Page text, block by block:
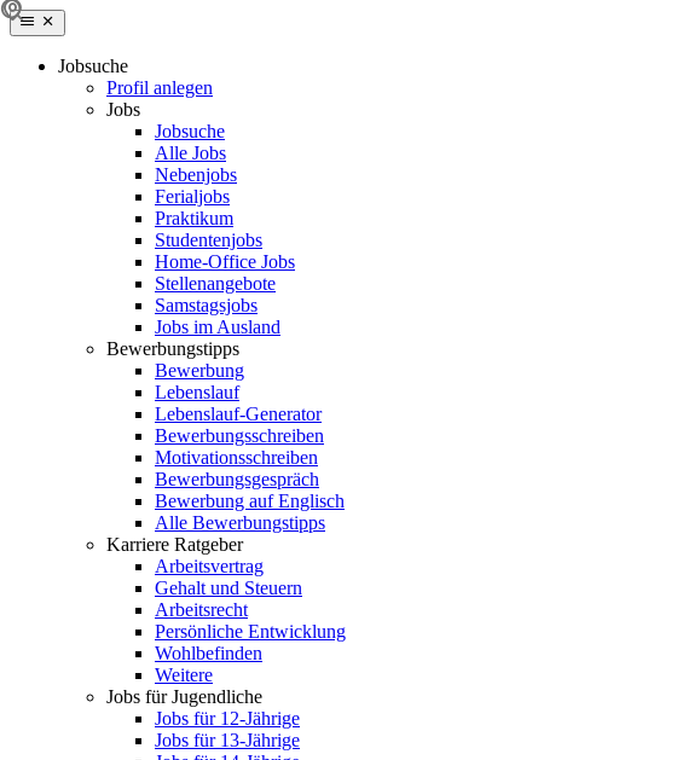
Jobsuche
Profil anlegen
Jobs
Jobsuche
Alle Jobs
Nebenjobs
Ferialjobs
Praktikum
Studentenjobs
Home-Office Jobs
Stellenangebote
Samstagsjobs
Jobs im Ausland
Bewerbungstipps
Bewerbung
Lebenslauf
Lebenslauf-Generator
Bewerbungsschreiben
Motivationsschreiben
Bewerbungsgespräch
Bewerbung auf Englisch
Alle Bewerbungstipps
Karriere Ratgeber
Arbeitsvertrag
Gehalt und Steuern
Arbeitsrecht
Persönliche Entwicklung
Wohlbefinden
Weitere
Jobs für Jugendliche
Jobs für 12-Jährige
Jobs für 13-Jährige